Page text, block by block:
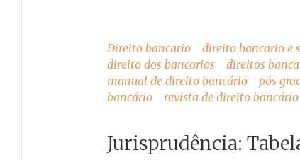
julho
Direito bancario direito bancario e
direito dos bancarios
direitos
manual de direito bancário
pós
bancário
revista de direito bancário
Jurisprudência: